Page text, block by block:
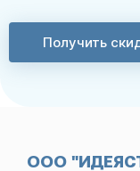
Получить
ООО